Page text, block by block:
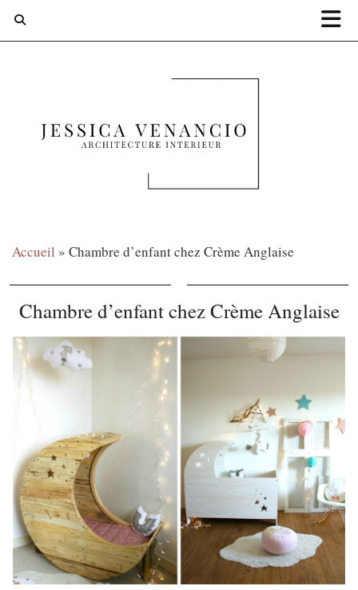
Accueil » Chambre d’enfant chez Crème Anglaise
Chambre d’enfant chez Crème Anglaise